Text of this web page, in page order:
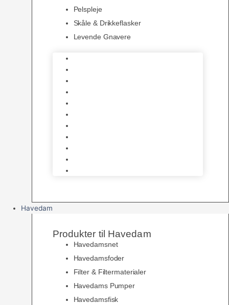
Pelspleje
Skåle & Drikkeflasker
Levende Gnavere
Havedam
Produkter til Havedam
Havedamsnet
Havedamsfoder
Filter & Filtermaterialer
Havedams Pumper
Havedamsfisk